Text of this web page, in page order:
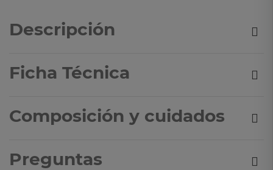
Descripción
Ficha Técnica
Composición y cuidados
Preguntas